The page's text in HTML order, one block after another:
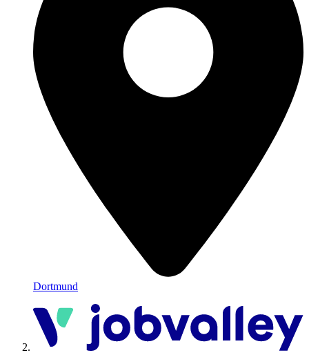
Dortmund